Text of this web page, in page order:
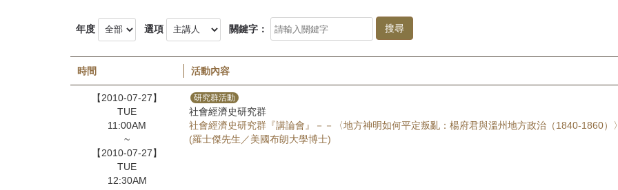
所-
首
頁
年度 選項 關鍵字：
時間 活動內容
【2010-07-27】
TUE
11:00AM
~
【2010-07-27】
TUE
12:30AM
研究群活動
社會經濟史研究群
社會經濟史研究群『講論會』－－〈地方神明如何平定叛亂：楊府君與溫州地方政治（1840-1860）
(羅士傑先生／美國布朗大學博士)